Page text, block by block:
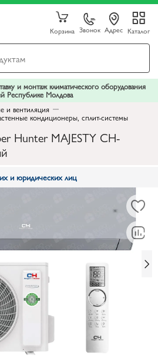
Корзина Звонок Адрес Каталог
и монтаж климатического оборудования
Республике Молдова
и вентиляция
кондиционеры, сплит-системы
Hunter MAJESTY CH-
и юридических лиц